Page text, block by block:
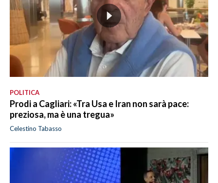
POLITICA
Prodi a Cagliari: «Tra Usa e Iran non sarà pace:
preziosa, ma è una tregua»
Celestino Tabasso